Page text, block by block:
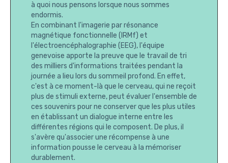
à quoi nous pensons lorsque nous sommes
endormis.
En combinant l'imagerie par résonance
magnétique fonctionnelle (IRMf) et
l'électroencéphalographie (EEG), l'équipe
genevoise apporte la preuve que le travail de tri
des milliers d'informations traitées pendant la
journée a lieu lors du sommeil profond. En effet,
c'est à ce moment-là que le cerveau, qui ne reçoit
plus de stimuli externe, peut évaluer l'ensemble de
ces souvenirs pour ne conserver que les plus utiles
en établissant un dialogue interne entre les
différentes régions qui le composent. De plus, il
s'avère qu'associer une récompense à une
information pousse le cerveau à la mémoriser
durablement.